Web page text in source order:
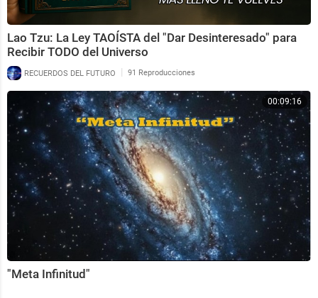
Lao Tzu: La Ley TAOÍSTA del "Dar Desinteresado" para
Recibir TODO del Universo
RECUERDOS DEL FUTURO | 91 Reproducciones
00:09:16
"Meta Infinitud"